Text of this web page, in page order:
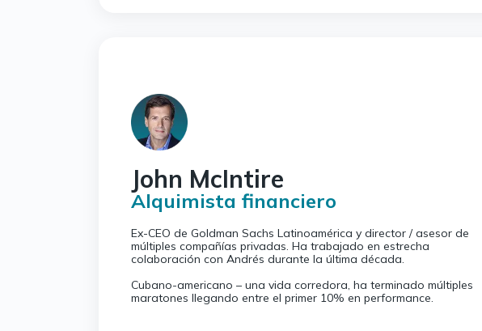
John McIntire
Alquimista financiero
Ex-CEO de Goldman Sachs Latinoamérica y director / asesor de
múltiples compañías privadas. Ha trabajado en estrecha
colaboración con Andrés durante la última década.
Cubano-americano – una vida corredora, ha terminado múltiples
maratones llegando entre el primer 10% en performance.